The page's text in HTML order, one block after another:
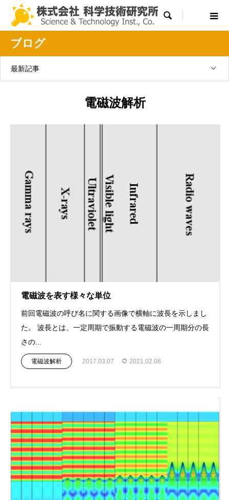

ブログ
最新記事
電磁波解析
電磁波を表す様々な単位
前回電磁波の呼び名に関する画像で横軸に波長を示しまし
た。 波長とは、一定周期で振動する電磁波の一周期分の長
さの...
電磁波解析 2017.03.07 2021.02.08